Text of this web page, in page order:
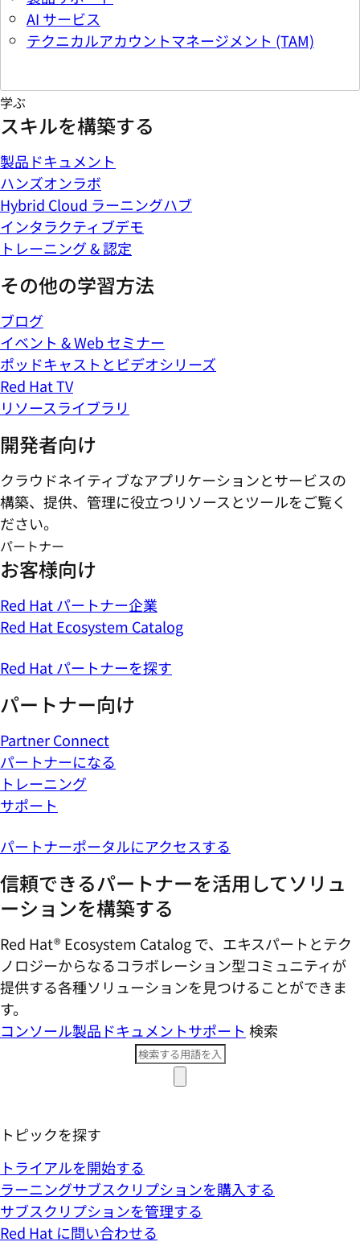
AI サービス
テクニカルアカウントマネージメント (TAM)
学ぶ
スキルを構築する
製品ドキュメント
ハンズオンラボ
Hybrid Cloud ラーニングハブ
インタラクティブデモ
トレーニング & 認定
その他の学習方法
ブログ
イベント & Web セミナー
ポッドキャストとビデオシリーズ
Red Hat TV
リソースライブラリ
開発者向け
クラウドネイティブなアプリケーションとサービスの
構築、提供、管理に役立つリソースとツールをご覧く
ださい。
パートナー
お客様向け
Red Hat パートナー企業
Red Hat Ecosystem Catalog
Red Hat パートナーを探す
パートナー向け
Partner Connect
パートナーになる
トレーニング
サポート
パートナーポータルにアクセスする
信頼できるパートナーを活用してソリュ
ーションを構築する
Red Hat® Ecosystem Catalog で、エキスパートとテク
ノロジーからなるコラボレーション型コミ​ュニティが
提供する各種ソリューションを見つけることができま
す。
コンソール製品ドキュメントサポート 検索
トピックを探す
トライアルを開始する
ラーニングサブスクリプションを購入する
サブスクリプションを管理する
Red Hat に問い合わせる